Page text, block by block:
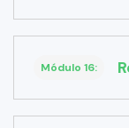
Módulo 16: